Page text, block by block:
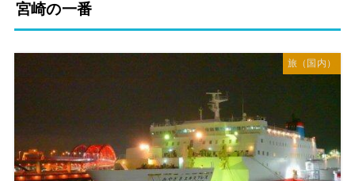
宮崎の一番
旅（国内）